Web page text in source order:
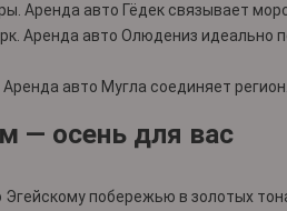
Аренда авто Гёдек связывает
Аренда авто Олюдениз идеально
Аренда авто Мугла соединяет регион.
— осень для вас
Эгейскому побережью в золотых